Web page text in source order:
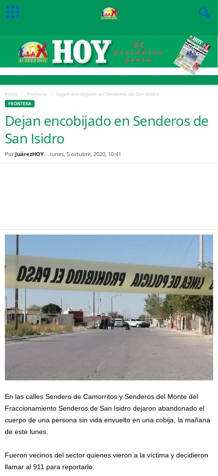
Inicio Frontera Dejan encobijado en Senderos de San Isidro
FRONTERA
Dejan encobijado en Senderos de
San Isidro
Por JuárezHOY - lunes, 5 octubre, 2020, 10:41
En las calles Sendero de Camorritos y Senderos del Monte del
Fraccionamiento Senderos de San Isidro dejaron abandonado el
cuerpo de una persona sin vida envuelto en una cobija, la mañana
de este lunes.
Fueron vecinos del sector quienes vieron a la víctima y decidieron
llamar al 911 para reportarlo.